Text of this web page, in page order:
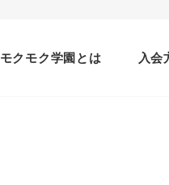
モクモク学園とは 入会